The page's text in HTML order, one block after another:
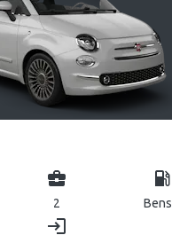
business_center
2
local_gas_station
login